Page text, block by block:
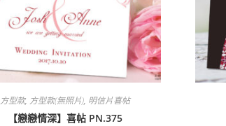
方型款, 方型款(無照片), 明信片喜帖
【戀戀情深】喜帖 PN.375